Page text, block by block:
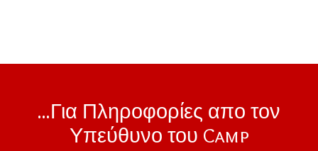
...Για Πληροφορίες απο τον
Υπεύθυνο του Camp